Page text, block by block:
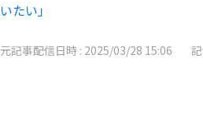
いたい」
元記事配信日時 : 2025/03/28 15:06